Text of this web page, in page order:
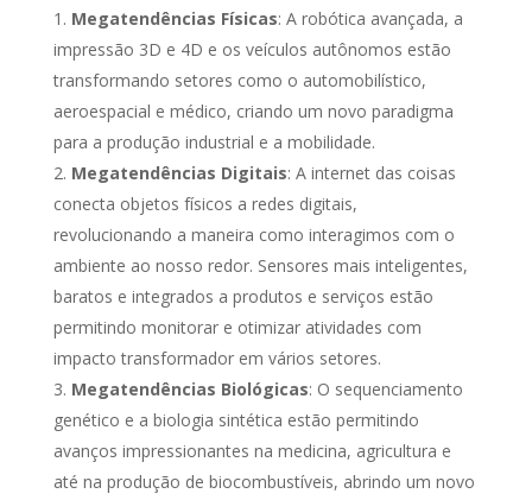
Megatendências Físicas: A robótica avançada, a
impressão 3D e 4D e os veículos autônomos estão
transformando setores como o automobilístico,
aeroespacial e médico, criando um novo paradigma
para a produção industrial e a mobilidade.
Megatendências Digitais: A internet das coisas
conecta objetos físicos a redes digitais,
revolucionando a maneira como interagimos com o
ambiente ao nosso redor. Sensores mais inteligentes,
baratos e integrados a produtos e serviços estão
permitindo monitorar e otimizar atividades com
impacto transformador em vários setores.
Megatendências Biológicas: O sequenciamento
genético e a biologia sintética estão permitindo
avanços impressionantes na medicina, agricultura e
até na produção de biocombustíveis, abrindo um novo